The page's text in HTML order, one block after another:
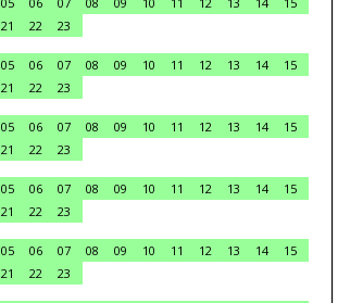
21 22
23
05 06 07 08 09 10 11 12 13 14
15
21 22
23
05 06 07 08 09 10 11 12 13 14
15
21 22
23
05 06 07 08 09 10 11 12 13 14
15
21 22
23
05 06 07 08 09 10 11 12 13 14
15
21 22
23